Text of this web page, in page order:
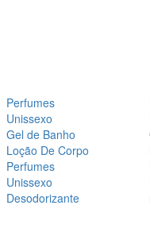
Perfumes
Unissexo
Gel de Banho
Loção De Corpo
Perfumes
Unissexo
Desodorizante